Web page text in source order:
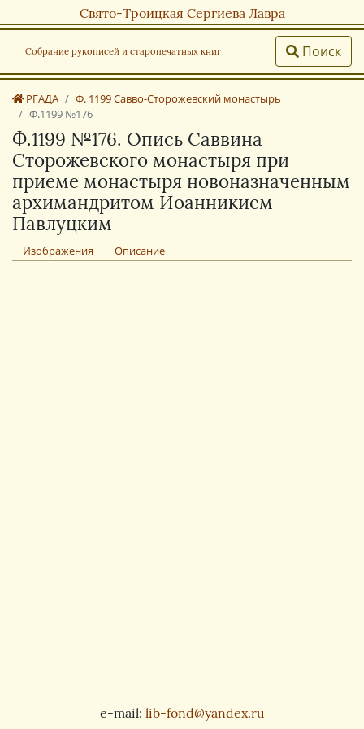
Свято-Троицкая Сергиева Лавра
Собрание рукописей и старопечатных книг Поиск
РГАДА
Ф. 1199 Савво-Сторожевский монастырь
Ф.1199 №176
Ф.1199 №176. Опись Саввина
Сторожевского монастыря при
приеме монастыря новоназначенным
архимандритом Иоанникием
Павлуцким
Изображения Описание
e-mail: lib-fond@yandex.ru